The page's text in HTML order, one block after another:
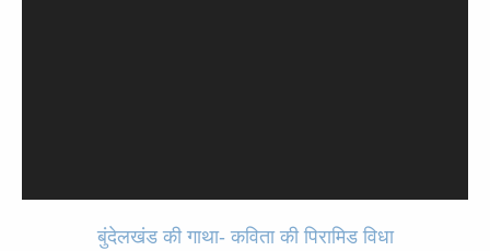
बुंदेलखंड की गाथा- कविता की पिरामिड विधा